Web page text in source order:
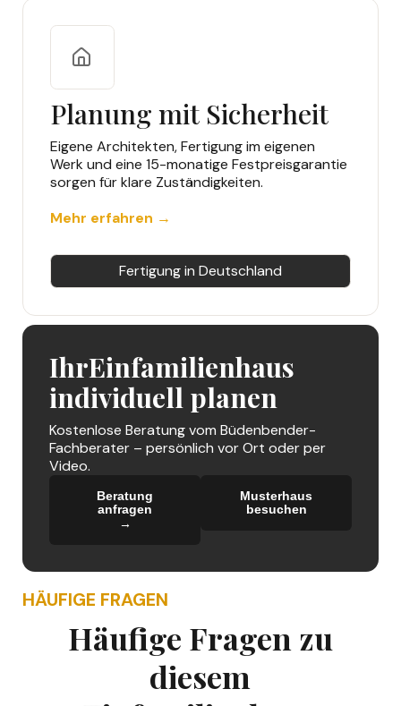
Planung mit Sicherheit
Eigene Architekten, Fertigung im eigenen
Werk und eine 15-monatige Festpreisgarantie
sorgen für klare Zuständigkeiten.
Mehr erfahren →
Fertigung in Deutschland
IhrEinfamilienhaus
individuell planen
Kostenlose Beratung vom Büdenbender-
Fachberater – persönlich vor Ort oder per
Video.
Beratung
anfragen
→
Musterhaus
besuchen
HÄUFIGE FRAGEN
Häufige Fragen zu
diesem